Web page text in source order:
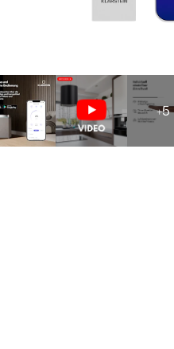
+5